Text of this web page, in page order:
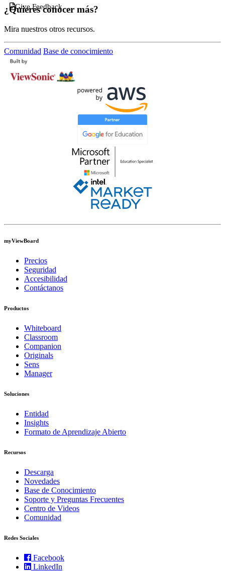
Give Feedback
¿Quieres conocer más?
Mira nuestros otros recursos.
Comunidad Base de conocimiento
myViewBoard
Precios
Seguridad
Accesibilidad
Contáctanos
Productos
Whiteboard
Classroom
Companion
Originals
Sens
Manager
Soluciones
Entidad
Insights
Formato de Aprendizaje Abierto
Recursos
Descarga
Novedades
Base de Conocimiento
Soporte y Preguntas Frecuentes
Centro de Videos
Comunidad
Redes Sociales
Facebook
LinkedIn